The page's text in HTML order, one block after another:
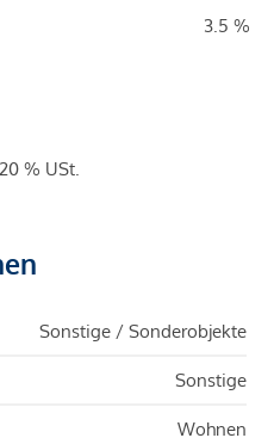
3.5 %
% USt.
Sonstige / Sonderobjekte
Sonstige
Wohnen